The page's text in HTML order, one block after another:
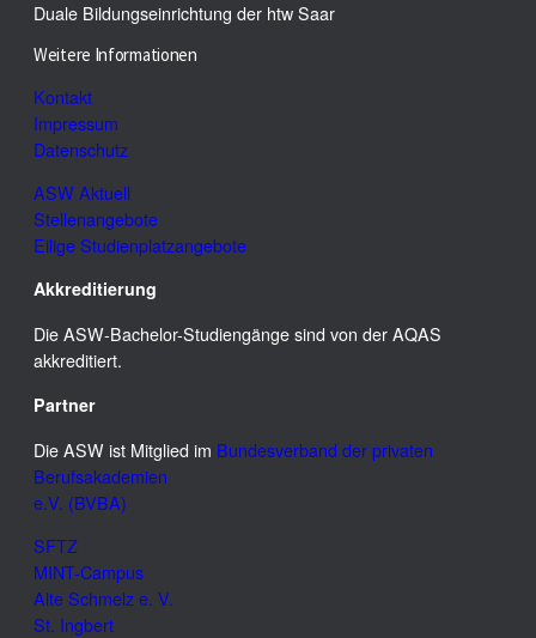
Duale Bildungseinrichtung der htw Saar
Weitere Informationen
Kontakt
Impressum
Datenschutz
ASW Aktuell
Stellenangebote
Eilige Studienplatzangebote
Akkreditierung
Die ASW-Bachelor-Studiengänge sind von der AQAS
akkreditiert.
Partner
Die ASW ist Mitglied im Bundesverband der privaten
Berufsakademien
e.V. (BVBA)
SFTZ
MINT-Campus
Alte Schmelz e. V.
St. Ingbert